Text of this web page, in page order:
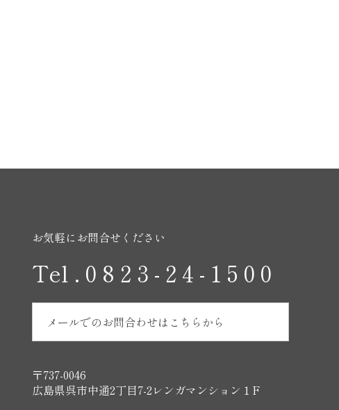
お気軽にお問合せください
Tel . 0 8 2 3 - 2 4 - 1 5 0 0
メールでのお問合わせはこちらから
〒737-0046
広島県呉市中通2丁目7-2レンガマンション１F